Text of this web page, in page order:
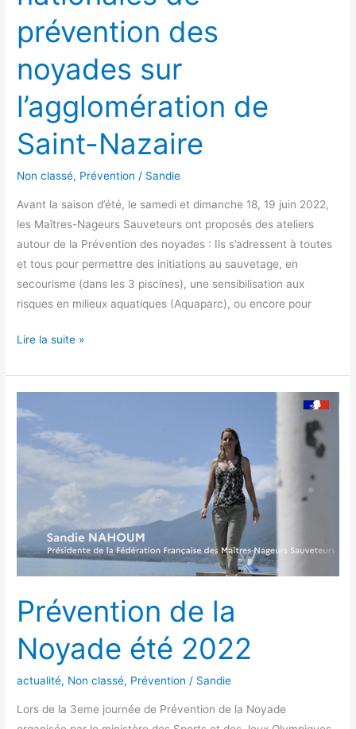
prévention des
noyades sur
l’agglomération de
Saint-Nazaire
Non classé, Prévention / Sandie
Avant la saison d’été, le samedi et dimanche 18, 19 juin 2022,
les Maîtres-Nageurs Sauveteurs ont proposés des ateliers
autour de la Prévention des noyades : Ils s’adressent à toutes
et tous pour permettre des initiations au sauvetage, en
secourisme (dans les 3 piscines), une sensibilisation aux
risques en milieux aquatiques (Aquaparc), ou encore pour
Lire la suite »
Prévention de la
Noyade été 2022
actualité, Non classé, Prévention / Sandie
Lors de la 3eme journée de Prévention de la Noyade
de
la